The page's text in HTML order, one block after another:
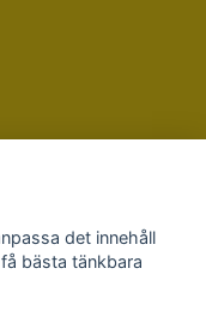
det innehåll
bästa tänkbara